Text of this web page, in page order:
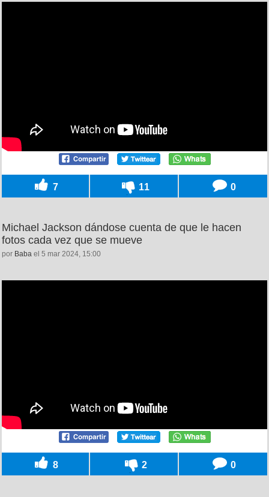
7 11 0
Michael Jackson dándose cuenta de que le hacen
fotos cada vez que se mueve
por Baba el 5 mar 2024, 15:00
8 2 0